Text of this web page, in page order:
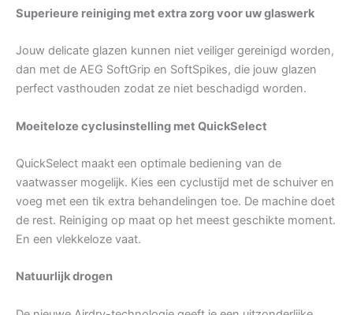
Superieure reiniging met extra zorg voor uw glaswerk
Jouw delicate glazen kunnen niet veiliger gereinigd worden,
dan met de AEG SoftGrip en SoftSpikes, die jouw glazen
perfect vasthouden zodat ze niet beschadigd worden.
Moeiteloze cyclusinstelling met QuickSelect
QuickSelect maakt een optimale bediening van de
vaatwasser mogelijk. Kies een cyclustijd met de schuiver en
voeg met een tik extra behandelingen toe. De machine doet
de rest. Reiniging op maat op het meest geschikte moment.
En een vlekkeloze vaat.
Natuurlijk drogen